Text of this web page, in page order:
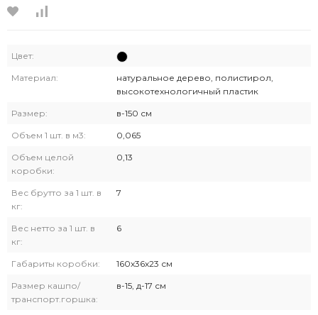
Цвет:
Материал:
натуральное дерево, полистирол,
высокотехнологичный пластик
Размер: в-150 см
Объем 1 шт. в м3: 0,065
Объем целой
коробки:
0,13
Вес брутто за 1 шт. в
кг:
7
Вес нетто за 1 шт. в
кг:
6
Габариты коробки: 160х36х23 см
Размер кашпо/
транспорт.горшка:
в-15, д-17 см